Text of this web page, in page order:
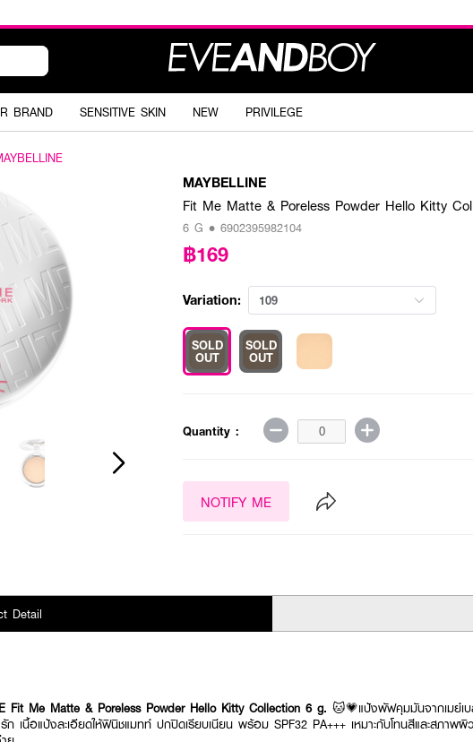
BRAND SENSITIVE SKIN NEW PRIVILEGE
MAYBELLINE
Fit Me Matte & Poreless Powder Hello Kitty
6 G • 6902395982104
฿169
Variation: 109
SOLD
OUT
SOLD
OUT
Quantity :
NOTIFY ME
Detail
Fit Me Matte & Poreless Powder Hello Kitty Collection 6 g. 🐱💗แป้งพัฟคุมมันจากเมย์เ
ก เนื้อแป้งละเอียดให้ฟินิชแมทท์ ปกปิดเรียบเนียน พร้อม SPF32 PA+++ เหมาะกับโทนสีและสภาพผิ